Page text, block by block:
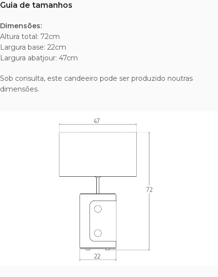
Guia de tamanhos
Dimensões:
Altura total: 72cm
Largura base: 22cm
Largura abatjour: 47cm
Sob consulta, este candeeiro pode ser produzido noutras
dimensões.